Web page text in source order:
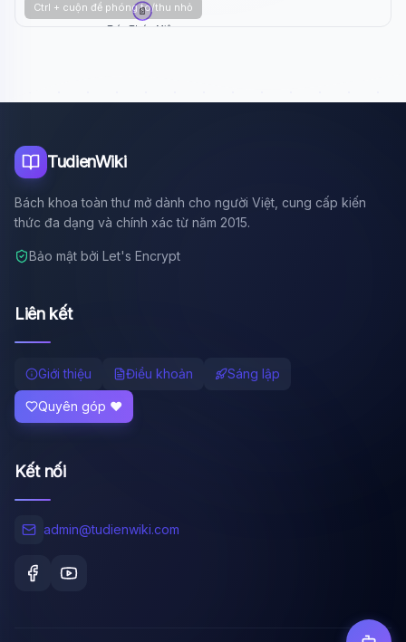
Trác Thúy Miêu
📄
Ctrl + cuộn để phóng to/thu nhỏ
TudienWiki
Bách khoa toàn thư mở dành cho người Việt, cung cấp kiến
thức đa dạng và chính xác từ năm 2015.
Bảo mật bởi Let's Encrypt
Liên kết
Giới thiệu Điều khoản Sáng lập
Quyên góp ❤️
Kết nối
admin@tudienwiki.com